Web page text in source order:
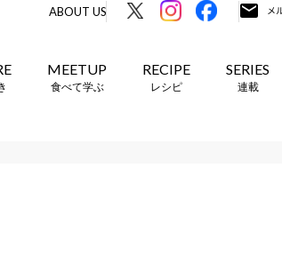
ABOUT US
MEETUP
食べて学ぶ
RECIPE
レシピ
SERIES
連載